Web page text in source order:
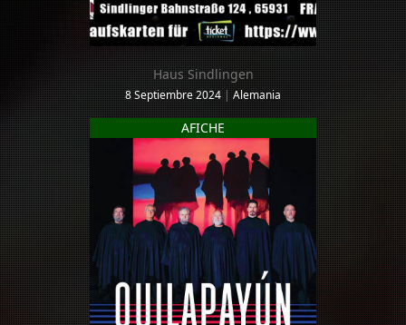
Haus Sindlingen
8 Septiembre 2024 | Alemania
AFICHE